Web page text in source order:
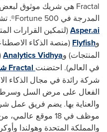
Fractal هي شريك موثوق لبعض
المدرجة في Fortune 500
®.
Asper.ai(لتمكين القرارات
وFlyfish (منصة الذكاء
المنتجات) وAnalytics Vidhya
في العالم). احتضنت Fractal
شركة رائدة في مجال الذكاء
الفعال على مرض السل
والعناية بها. يضم فريق عمل
موظف في 18 موقع
والمملكة المتحدة وهولندا